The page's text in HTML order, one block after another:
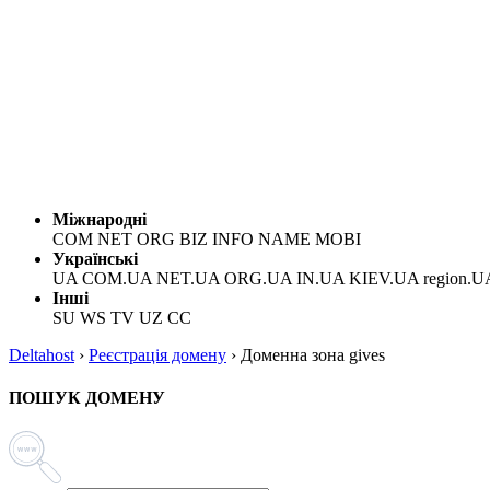
Міжнародні
COM NET ORG BIZ INFO NAME MOBI
Українські
UA COM.UA NET.UA ORG.UA IN.UA KIEV.UA
Інші
SU WS TV UZ CC
Deltahost › Реєстрація домену › Доменна зона gives
ПОШУК ДОМЕНУ